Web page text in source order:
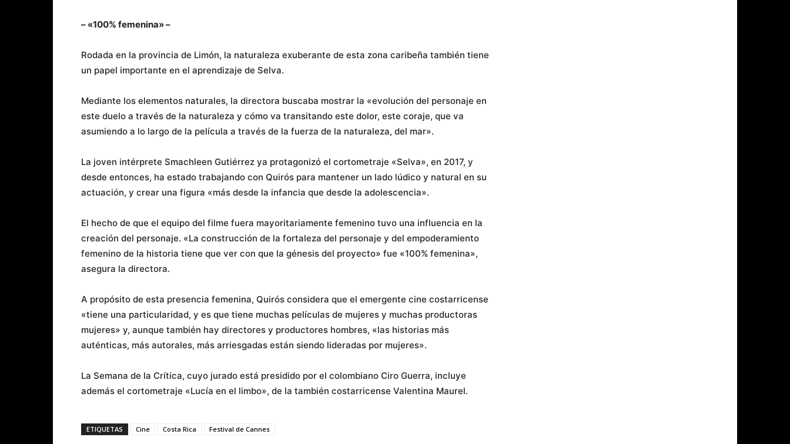
– «100% femenina» –
Rodada en la provincia de Limón, la naturaleza exuberante de esta zona caribeña también tiene
un papel importante en el aprendizaje de Selva.
Mediante los elementos naturales, la directora buscaba mostrar la «evolución del personaje en
este duelo a través de la naturaleza y cómo va transitando este dolor, este coraje, que va
asumiendo a lo largo de la película a través de la fuerza de la naturaleza, del mar».
La joven intérprete Smachleen Gutiérrez ya protagonizó el cortometraje «Selva», en 2017, y
desde entonces, ha estado trabajando con Quirós para mantener un lado lúdico y natural en su
actuación, y crear una figura «más desde la infancia que desde la adolescencia».
El hecho de que el equipo del filme fuera mayoritariamente femenino tuvo una influencia en la
creación del personaje. «La construcción de la fortaleza del personaje y del empoderamiento
femenino de la historia tiene que ver con que la génesis del proyecto» fue «100% femenina»,
asegura la directora.
A propósito de esta presencia femenina, Quirós considera que el emergente cine costarricense
«tiene una particularidad, y es que tiene muchas películas de mujeres y muchas productoras
mujeres» y, aunque también hay directores y productores hombres, «las historias más
auténticas, más autorales, más arriesgadas están siendo lideradas por mujeres».
La Semana de la Crítica, cuyo jurado está presidido por el colombiano Ciro Guerra, incluye
además el cortometraje «Lucía en el limbo», de la también costarricense Valentina Maurel.
ETIQUETAS Cine Costa Rica Festival de Cannes